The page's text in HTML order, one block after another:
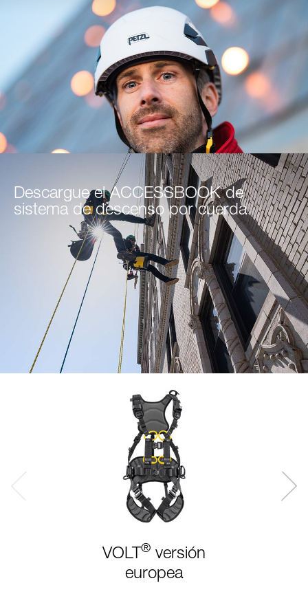
Descargue el ACCESSBOOK de
sistema de descenso por cuerda
VOLT ® versión
europea